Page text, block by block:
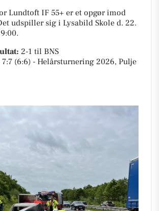
Lundtoft IF 55+ er et opgør imod
udspiller sig i Lysabild Skole d. 22.
2-1 til BNS
7:7 (6:6) - Helårsturnering 2026, Pulje